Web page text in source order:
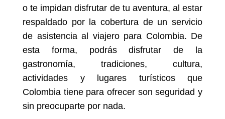
o te impidan disfrutar de tu aventura, al estar
respaldado por la cobertura de un servicio
de asistencia al viajero para Colombia. De
esta forma, podrás disfrutar de la
gastronomía, tradiciones, cultura,
actividades y lugares turísticos que
Colombia tiene para ofrecer son seguridad y
sin preocuparte por nada.